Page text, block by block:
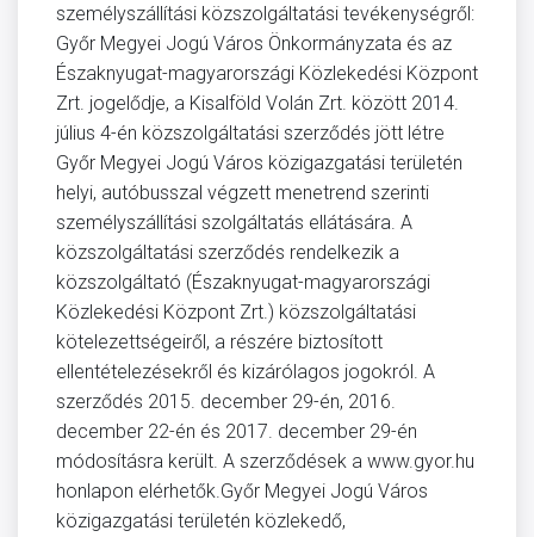
személyszállítási közszolgáltatási tevékenységről:
Győr Megyei Jogú Város Önkormányzata és az
Északnyugat-magyarországi Közlekedési Központ
Zrt. jogelődje, a Kisalföld Volán Zrt. között 2014.
július 4-én közszolgáltatási szerződés jött létre
Győr Megyei Jogú Város közigazgatási területén
helyi, autóbusszal végzett menetrend szerinti
személyszállítási szolgáltatás ellátására. A
közszolgáltatási szerződés rendelkezik a
közszolgáltató (Északnyugat-magyarországi
Közlekedési Központ Zrt.) közszolgáltatási
kötelezettségeiről, a részére biztosított
ellentételezésekről és kizárólagos jogokról. A
szerződés 2015. december 29-én, 2016.
december 22-én és 2017. december 29-én
módosításra került. A szerződések a www.gyor.hu
honlapon elérhetők.Győr Megyei Jogú Város
közigazgatási területén közlekedő,